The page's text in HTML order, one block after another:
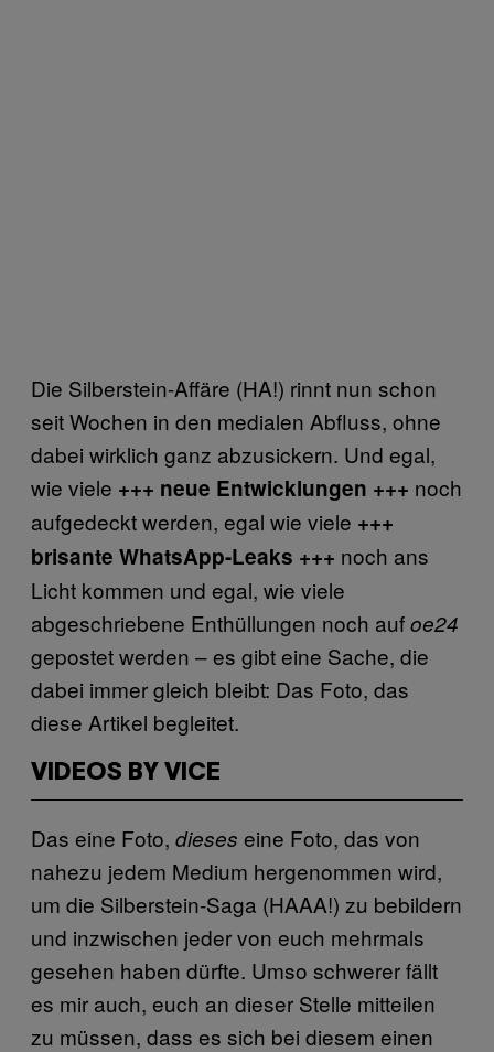
Die Silberstein-Affäre (HA!) rinnt nun schon
seit Wochen in den medialen Abfluss, ohne
dabei wirklich ganz abzusickern. Und egal,
wie viele +++ neue Entwicklungen +++ noch
aufgedeckt werden, egal wie viele +++
brisante WhatsApp-Leaks +++ noch ans
Licht kommen und egal, wie viele
abgeschriebene Enthüllungen noch aufoe24
gepostet werden – es gibt eine Sache, die
dabei immer gleich bleibt: Das Foto, das
diese Artikel begleitet.
VIDEOS BY VICE
Das eine Foto, dieses eine Foto, das von
nahezu jedem Medium hergenommen wird,
um die Silberstein-Saga (HAAA!) zu bebildern
und inzwischen jeder von euch mehrmals
gesehen haben dürfte. Umso schwerer fällt
es mir auch, euch an dieser Stelle mitteilen
zu müssen, dass es sich bei diesem einen